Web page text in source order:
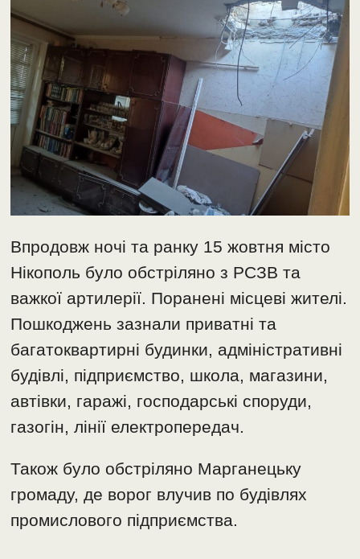
Впродовж ночі та ранку 15 жовтня місто
Нікополь було обстріляно з РСЗВ та
важкої артилерії. Поранені місцеві жителі.
Пошкоджень зазнали приватні та
багатоквартирні будинки, адміністративні
будівлі, підприємство, школа, магазини,
автівки, гаражі, господарські споруди,
газогін, лінії електропередач.
Також було обстріляно Марганецьку
громаду, де ворог влучив по будівлях
промислового підприємства.